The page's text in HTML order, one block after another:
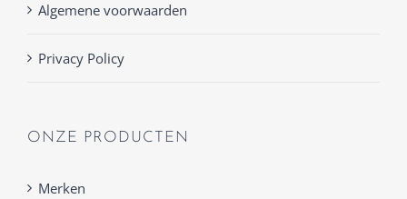
Algemene voorwaarden
Privacy Policy
ONZE PRODUCTEN
Merken